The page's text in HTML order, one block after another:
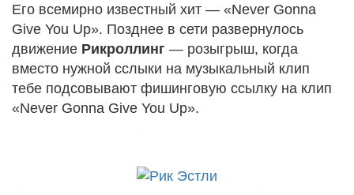
Его всемирно известный хит — «Never Gonna
Give You Up». Позднее в сети развернулось
движение Рикроллинг — розыгрыш, когда
вместо нужной сслыки на музыкальный клип
тебе подсовывают фишинговую ссылку на клип
«Never Gonna Give You Up».